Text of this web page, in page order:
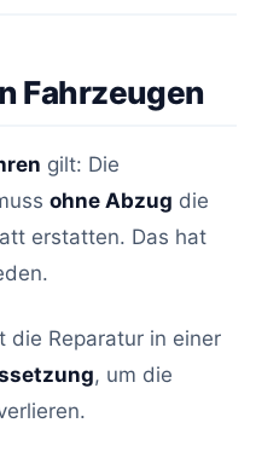
Fahrzeugen
gilt: Die
ohne Abzug die
erstatten. Das hat
die Reparatur in einer
, um die